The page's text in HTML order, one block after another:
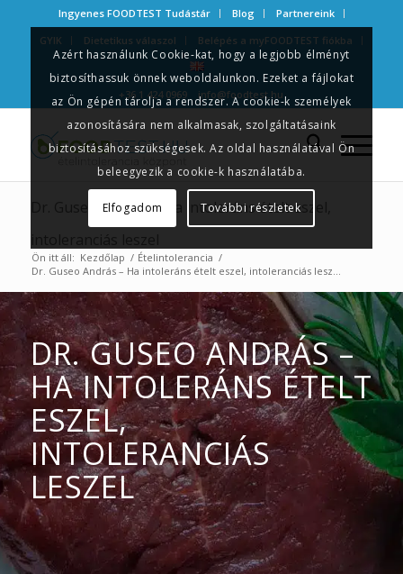
Ingyenes FOODTEST Tudástár Blog
Partnereink
GYIK
Dietetikus válaszol Belépés a myFOODTEST fiókba
+36 1 424 0969 info@foodtest.hu
Dr. Guseo András – Ha intoleráns ételt eszel,
Ön itt áll: Kezdőlap / Ételintolerancia /
Dr. Guseo András – Ha intoleráns ételt eszel, intoleranciás lesz...
DR. GUSEO ANDRÁS –
HA INTOLERÁNS ÉTELT
ESZEL,
INTOLERANCIÁS
LESZEL
Azért használunk Cookie-kat, hogy a legjobb élményt
biztosíthassuk önnek weboldalunkon. Ezeket a fájlokat
az Ön gépén tárolja a rendszer. A cookie-k személyek
azonosítására nem alkalmasak, szolgáltatásaink
biztosításához szükségesek. Az oldal használatával Ön
beleegyezik a cookie-k használatába.
Elfogadom További részletek